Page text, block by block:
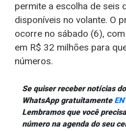
permite a escolha de seis
disponíveis no volante. O
ocorre no sábado (6),
em R$ 32 milhões para
números.
Se quiser receber notícias
WhatsApp gratuitamente
Lembramos que você
número na agenda do seu